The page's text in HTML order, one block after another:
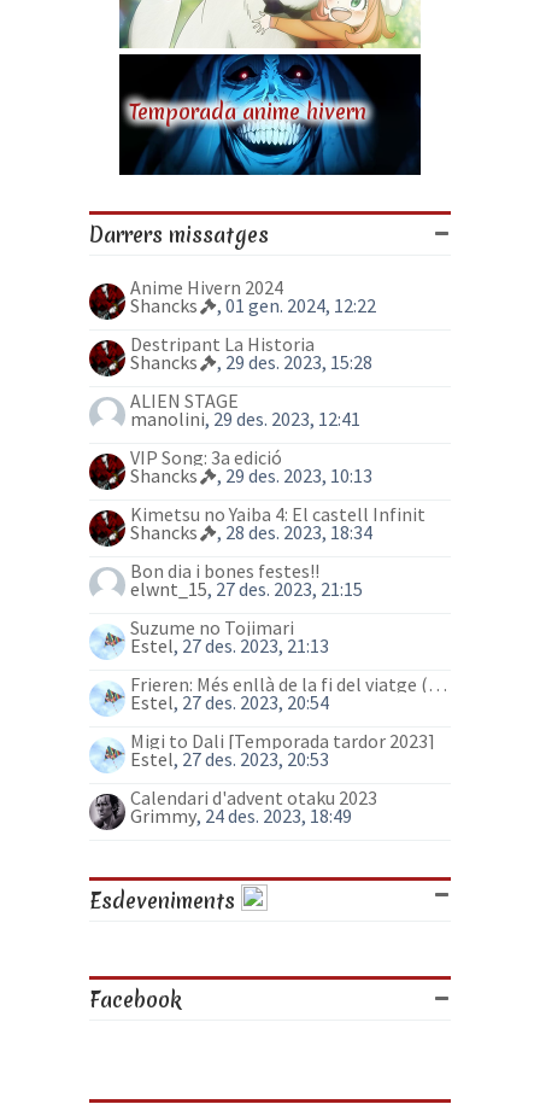
Temporada anime hivern
Darrers missatges
Anime Hivern 2024
Shancks
, 01 gen. 2024, 12:22
Destripant La Historia
Shancks
, 29 des. 2023, 15:28
ALIEN STAGE
manolini, 29 des. 2023, 12:41
VIP Song: 3a edició
Shancks
, 29 des. 2023, 10:13
Kimetsu no Yaiba 4: El castell Infinit
Shancks
, 28 des. 2023, 18:34
Bon dia i bones festes!!
elwnt_15, 27 des. 2023, 21:15
Suzume no Tojimari
Estel, 27 des. 2023, 21:13
Frieren: Més enllà de la fi del viatge (anime)
Estel, 27 des. 2023, 20:54
Migi to Dali [Temporada tardor 2023]
Estel, 27 des. 2023, 20:53
Calendari d'advent otaku 2023
Grimmy, 24 des. 2023, 18:49
Esdeveniments
Facebook